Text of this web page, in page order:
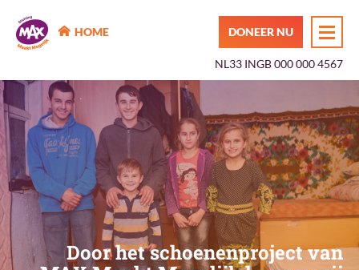
MAX Maakt Mogelijk
HOME DONEER NU
NL33 INGB 000 000 4567
Door het schoenenproject van